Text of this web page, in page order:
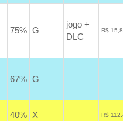
75% G
jogo +
DLC
R$
67% G
40% X R$